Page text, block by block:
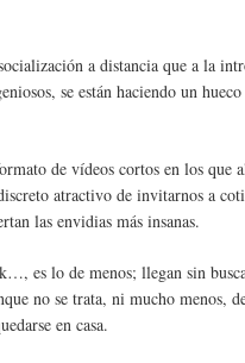
a distancia que a la
se están haciendo un
de vídeos cortos en los
atractivo de invitarnos a
las envidias más insanas.
es lo de menos; llegan sin
no se trata, ni mucho menos,
en casa.